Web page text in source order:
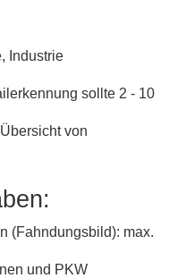
Industrie
sollte 2 - 10
von
(Fahndungsbild): max.
und PKW